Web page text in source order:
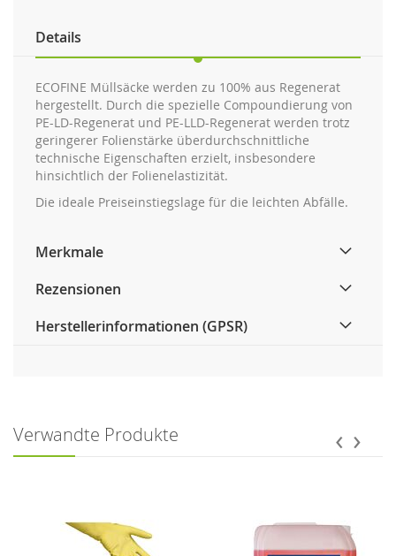
Details
ECOFINE Müllsäcke werden zu 100% aus Regenerat
hergestellt. Durch die spezielle Compoundierung von
PE-LD-Regenerat und PE-LLD-Regenerat werden trotz
geringerer Folienstärke überdurchschnittliche
technische Eigenschaften erzielt, insbesondere
hinsichtlich der Folienelastizität.
Die ideale Preiseinstiegslage für die leichten Abfälle.
Merkmale
Rezensionen
Herstellerinformationen (GPSR)
Verwandte Produkte ‹ ›